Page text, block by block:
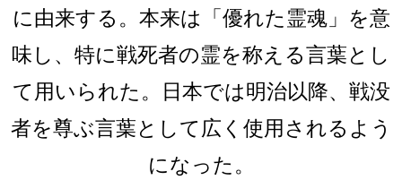
に由来する。本来は「優れた霊魂」を意
味し、特に戦死者の霊を称える言葉とし
て用いられた。日本では明治以降、戦没
者を尊ぶ言葉として広く使用されるよう
になった。